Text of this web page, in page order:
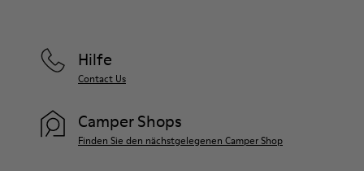
Hilfe
Contact Us
Camper Shops
Finden Sie den nächstgelegenen Camper Shop